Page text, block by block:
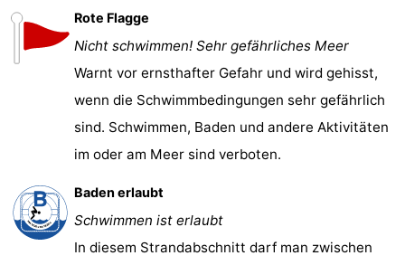
Rote Flagge
Nicht schwimmen! Sehr gefährliches Meer
Warnt vor ernsthafter Gefahr und wird gehisst,
wenn die Schwimmbedingungen sehr gefährlich
sind. Schwimmen, Baden und andere Aktivitäten
im oder am Meer sind verboten.
Baden erlaubt
Schwimmen ist erlaubt
In diesem Strandabschnitt darf man zwischen